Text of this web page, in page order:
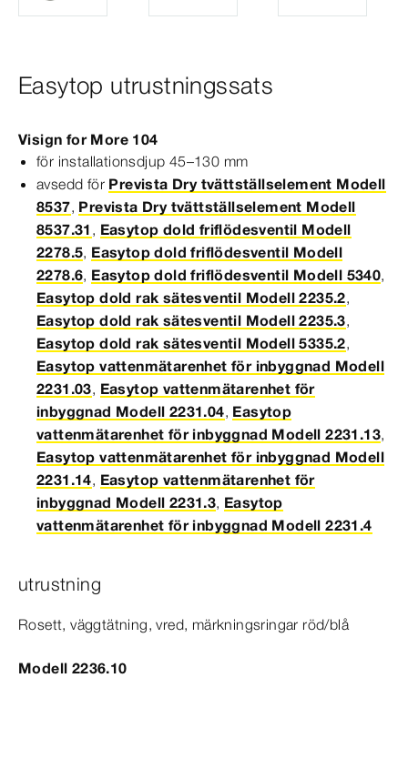
Easytop utrustningssats
Visign for More 104
för installationsdjup 45–130 mm
avsedd för Prevista Dry tvättställselement Modell
8537, Prevista Dry tvättställselement Modell
8537.31 , Easytop dold friflödesventil Modell
2278.5, Easytop dold friflödesventil Modell
2278.6, Easytop dold friflödesventil Modell 5340,
Easytop dold rak sätesventil Modell 2235.2,
Easytop dold rak sätesventil Modell 2235.3,
Easytop dold rak sätesventil Modell 5335.2,
Easytop vattenmätarenhet för inbyggnad Modell
2231.03, Easytop vattenmätarenhet för
inbyggnad Modell 2231.04, Easytop
vattenmätarenhet för inbyggnad Modell 2231.13,
Easytop vattenmätarenhet för inbyggnad Modell
2231.14, Easytop vattenmätarenhet för
inbyggnad Modell 2231.3, Easytop
vattenmätarenhet för inbyggnad Modell 2231.4
utrustning
Rosett, väggtätning, vred, märkningsringar röd/blå
Modell 2236.10